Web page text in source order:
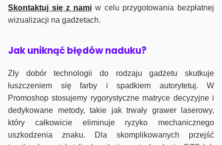
Skontaktuj się z nami w celu przygotowania bezpłatnej
wizualizacji na gadżetach.
Jak uniknąć błędów naduku?
Zły dobór technologii do rodzaju gadżetu skutkuje
łuszczeniem się farby i spadkiem autorytetuj. W
Promoshop stosujemy rygorystyczne matryce decyzyjne i
dedykowane metody, takie jak trwały grawer laserowy,
który całkowicie eliminuje ryzyko mechanicznego
uszkodzenia znaku. Dla skomplikowanych przejść